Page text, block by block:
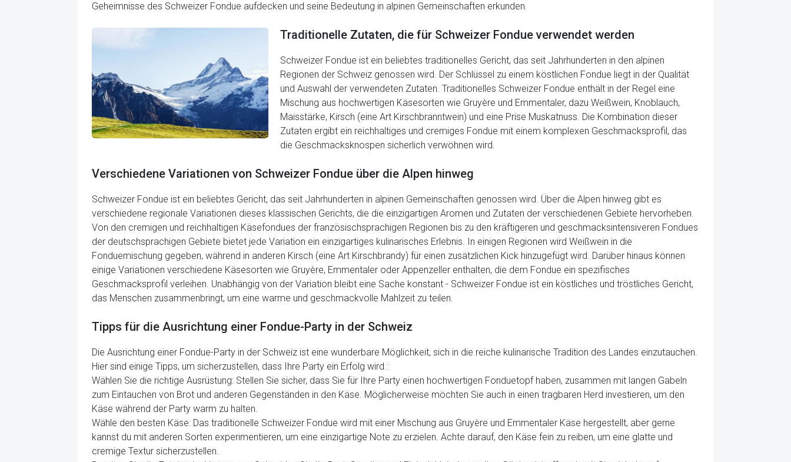
Geheimnisse des Schweizer Fondue aufdecken und seine Bedeutung in alpinen Gemeinschaften erkunden.
Traditionelle Zutaten, die für Schweizer Fondue verwendet werden
Schweizer Fondue ist ein beliebtes traditionelles Gericht, das seit Jahrhunderten in den alpinen
Regionen der Schweiz genossen wird. Der Schlüssel zu einem köstlichen Fondue liegt in der Qualität
und Auswahl der verwendeten Zutaten. Traditionelles Schweizer Fondue enthält in der Regel eine
Mischung aus hochwertigen Käsesorten wie Gruyère und Emmentaler, dazu Weißwein, Knoblauch,
Maisstärke, Kirsch (eine Art Kirschbranntwein) und eine Prise Muskatnuss. Die Kombination dieser
Zutaten ergibt ein reichhaltiges und cremiges Fondue mit einem komplexen Geschmacksprofil, das
die Geschmacksknospen sicherlich verwöhnen wird.
Verschiedene Variationen von Schweizer Fondue über die Alpen hinweg
Schweizer Fondue ist ein beliebtes Gericht, das seit Jahrhunderten in alpinen Gemeinschaften genossen wird. Über die Alpen hinweg gibt es
verschiedene regionale Variationen dieses klassischen Gerichts, die die einzigartigen Aromen und Zutaten der verschiedenen Gebiete hervorheben.
Von den cremigen und reichhaltigen Käsefondues der französischsprachigen Regionen bis zu den kräftigeren und geschmacksintensiveren Fondues
der deutschsprachigen Gebiete bietet jede Variation ein einzigartiges kulinarisches Erlebnis. In einigen Regionen wird Weißwein in die
Fonduemischung gegeben, während in anderen Kirsch (eine Art Kirschbrandy) für einen zusätzlichen Kick hinzugefügt wird. Darüber hinaus können
einige Variationen verschiedene Käsesorten wie Gruyère, Emmentaler oder Appenzeller enthalten, die dem Fondue ein spezifisches
Geschmacksprofil verleihen. Unabhängig von der Variation bleibt eine Sache konstant - Schweizer Fondue ist ein köstliches und tröstliches Gericht,
das Menschen zusammenbringt, um eine warme und geschmackvolle Mahlzeit zu teilen.
Tipps für die Ausrichtung einer Fondue-Party in der Schweiz
Die Ausrichtung einer Fondue-Party in der Schweiz ist eine wunderbare Möglichkeit, sich in die reiche kulinarische Tradition des Landes einzutauchen.
Hier sind einige Tipps, um sicherzustellen, dass Ihre Party ein Erfolg wird.:
Wählen Sie die richtige Ausrüstung: Stellen Sie sicher, dass Sie für Ihre Party einen hochwertigen Fonduetopf haben, zusammen mit langen Gabeln
zum Eintauchen von Brot und anderen Gegenständen in den Käse. Möglicherweise möchten Sie auch in einen tragbaren Herd investieren, um den
Käse während der Party warm zu halten.
Wähle den besten Käse: Das traditionelle Schweizer Fondue wird mit einer Mischung aus Gruyère und Emmentaler Käse hergestellt, aber gerne
kannst du mit anderen Sorten experimentieren, um eine einzigartige Note zu erzielen. Achte darauf, den Käse fein zu reiben, um eine glatte und
cremige Textur sicherzustellen.